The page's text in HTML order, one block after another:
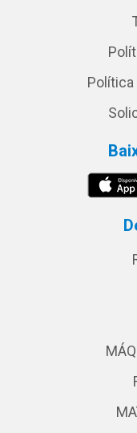
Política